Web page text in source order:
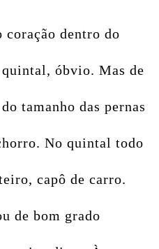
coração dentro do
óbvio. Mas de
tamanho das pernas
No quintal todo
capô de carro.
de bom grado